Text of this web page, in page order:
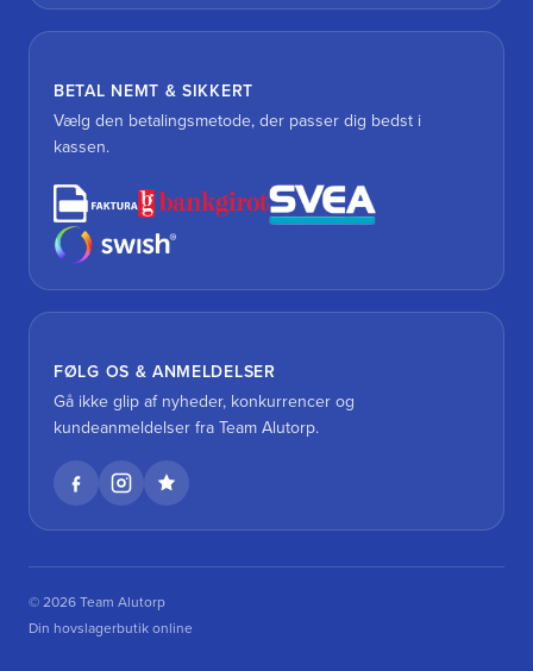
BETAL NEMT & SIKKERT
Vælg den betalingsmetode, der passer dig bedst i
kassen.
FØLG OS & ANMELDELSER
Gå ikke glip af nyheder, konkurrencer og
kundeanmeldelser fra Team Alutorp.
© 2026 Team Alutorp
Din hovslagerbutik online